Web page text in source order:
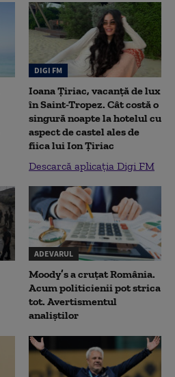
DIGI FM
Ioana Țiriac, vacanță de lux
în Saint-Tropez. Cât costă o
singură noapte la hotelul cu
aspect de castel ales de
fiica lui Ion Țiriac
Descarcă aplicația Digi FM
ADEVARUL
Moody’s a cruțat România.
Acum politicienii pot strica
tot. Avertismentul
analiștilor